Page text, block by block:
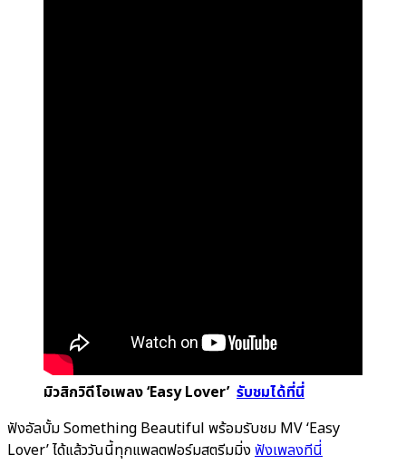
มิวสิกวิดีโอเพลง ‘Easy Lover’ รับชมได้ที่นี่
ฟังอัลบั้ม Something Beautiful พร้อมรับชม MV ‘Easy
Lover’ ได้แล้ววันนี้ทุกแพลตฟอร์มสตรีมมิ่งฟังเพลงทีนี่